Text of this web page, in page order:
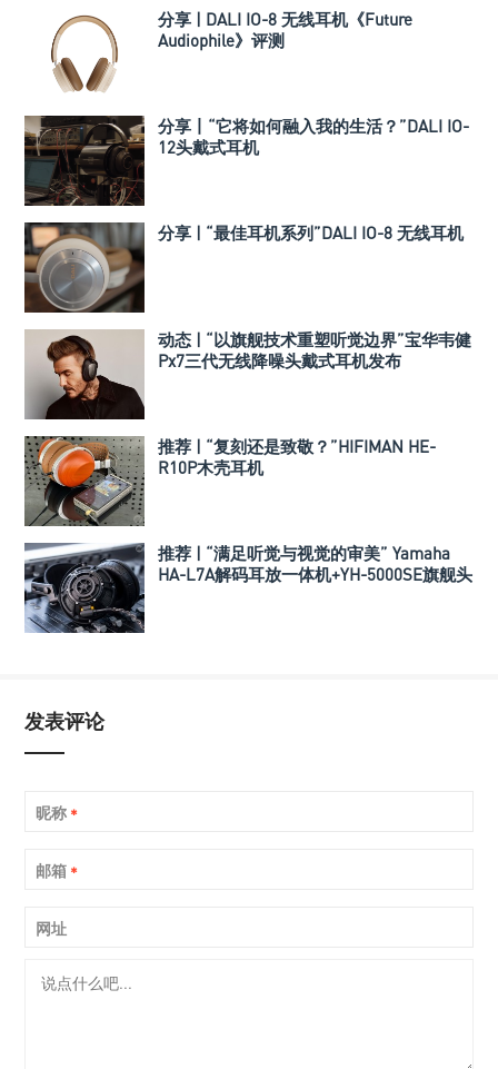
分享 | DALI IO-8 无线耳机《Future
Audiophile》评测
分享丨“它将如何融入我的生活？”DALI IO-
12头戴式耳机
分享 | “最佳耳机系列”DALI IO-8 无线耳机
动态 | “以旗舰技术重塑听觉边界”宝华韦健
Px7三代无线降噪头戴式耳机发布
推荐 | “复刻还是致敬？”HIFIMAN HE-
R10P木壳耳机
推荐 | “满足听觉与视觉的审美” Yamaha
HA-L7A解码耳放一体机+YH-5000SE旗舰头
发表评论
昵称 *
邮箱 *
网址